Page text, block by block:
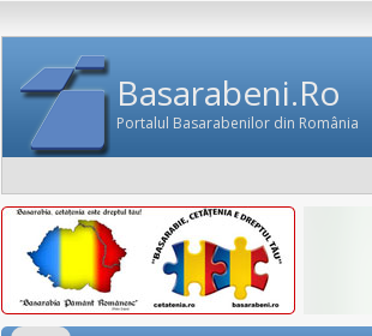
Basarabeni.Ro
Portalul Basarabenilor din România